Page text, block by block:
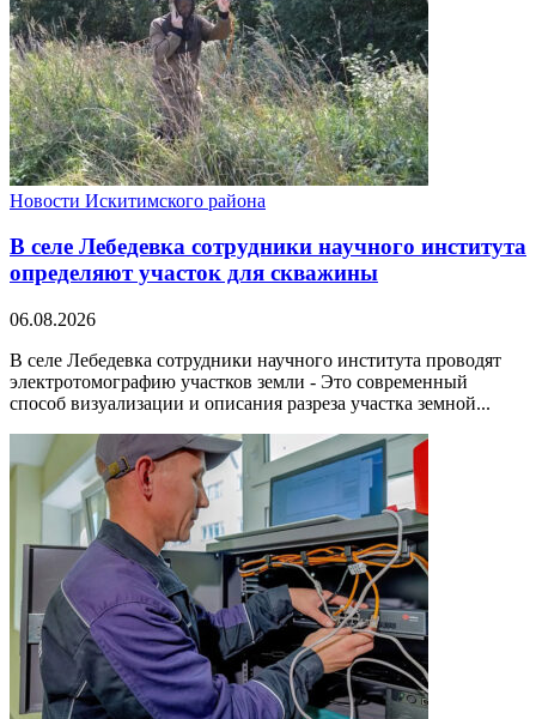
Новости Искитимского района
В селе Лебедевка сотрудники научного института
определяют участок для скважины
06.08.2026
В селе Лебедевка сотрудники научного института проводят
электротомографию участков земли - Это современный
способ визуализации и описания разреза участка земной...